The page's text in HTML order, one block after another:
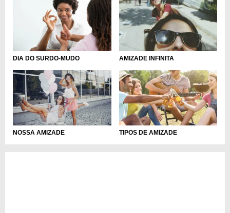
DIA DO SURDO-MUDO AMIZADE INFINITA
NOSSA AMIZADE TIPOS DE AMIZADE